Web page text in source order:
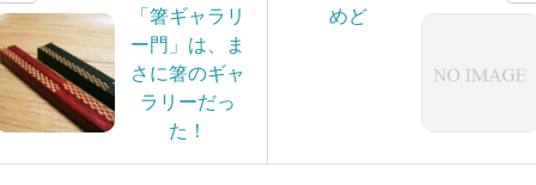
「箸ギャラリ
ー門」は、ま
さに箸のギャ
ラリーだっ
た！
めど